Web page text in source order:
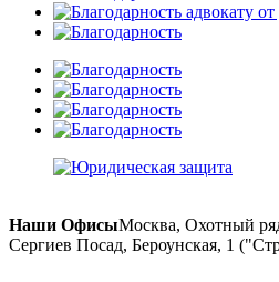
Наши ОфисыМосква, Охотный
Сергиев Посад, Бероунская, 1